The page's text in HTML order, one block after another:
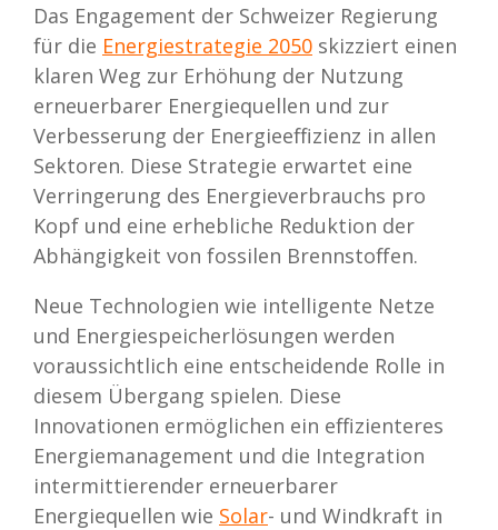
Das Engagement der Schweizer Regierung
für die Energiestrategie 2050 skizziert einen
klaren Weg zur Erhöhung der Nutzung
erneuerbarer Energiequellen und zur
Verbesserung der Energieeffizienz in allen
Sektoren. Diese Strategie erwartet eine
Verringerung des Energieverbrauchs pro
Kopf und eine erhebliche Reduktion der
Abhängigkeit von fossilen Brennstoffen.
Neue Technologien wie intelligente Netze
und Energiespeicherlösungen werden
voraussichtlich eine entscheidende Rolle in
diesem Übergang spielen. Diese
Innovationen ermöglichen ein effizienteres
Energiemanagement und die Integration
intermittierender erneuerbarer
Energiequellen wie Solar- und Windkraft in